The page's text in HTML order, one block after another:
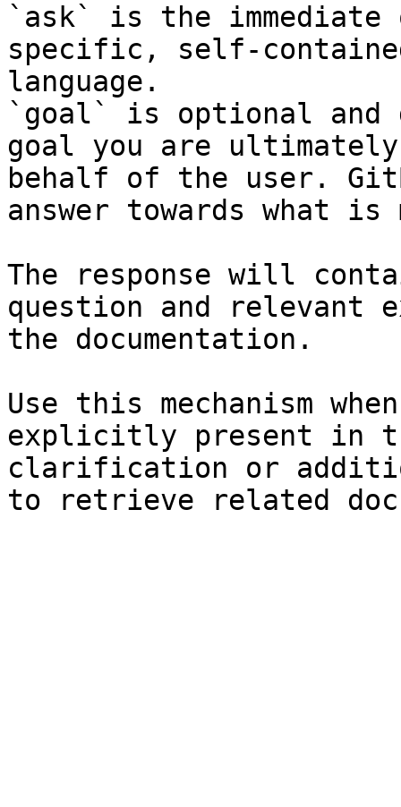
`ask` is the
specific, self-
language.
`goal` is optional and
goal you are
behalf of the user.
answer towards what
The response will
question and relevant
the documentation.
Use this mechanism
explicitly present in
clarification or